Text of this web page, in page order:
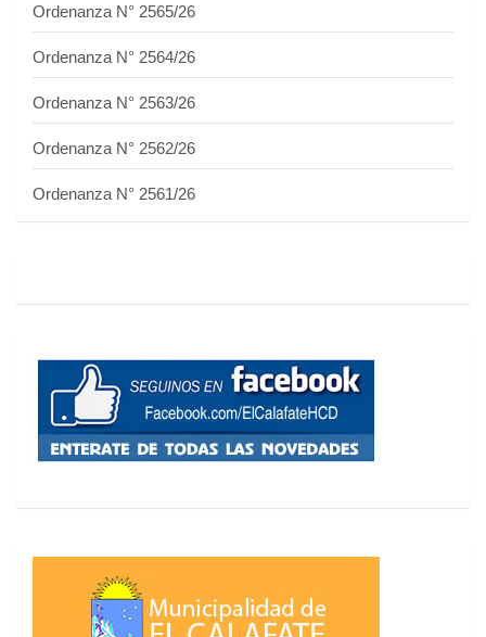
Ordenanza N° 2565/26
Ordenanza N° 2564/26
Ordenanza N° 2563/26
Ordenanza N° 2562/26
Ordenanza N° 2561/26